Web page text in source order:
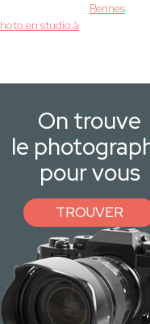
Rennes
en studio à
On trouve
le
pour vous
TROUVER